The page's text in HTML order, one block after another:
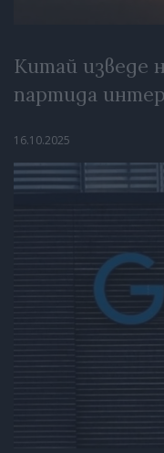
Китай изведе
партида
16.10.2025